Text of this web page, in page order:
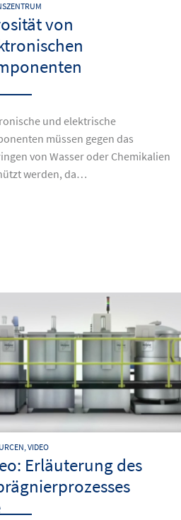
von
und elektrische
müssen gegen das
von Wasser oder Chemikalien
werden, da…
VIDEO
Erläuterung des